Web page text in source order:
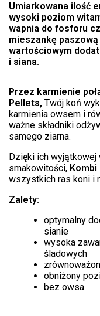
Umiarkowana ilość
wysoki poziom
wapnia do fosforu
mieszankę
wartościowym
i siana.
Przez karmienie
Pellets, Twój koń
karmienia owsem i
ważne składniki
samego ziarna.
Dzięki ich
smakowitości,
wszystkich ras koni i
Zalety:
optymalny
sianie
wysoka
śladowych
obniżony
bez owsa